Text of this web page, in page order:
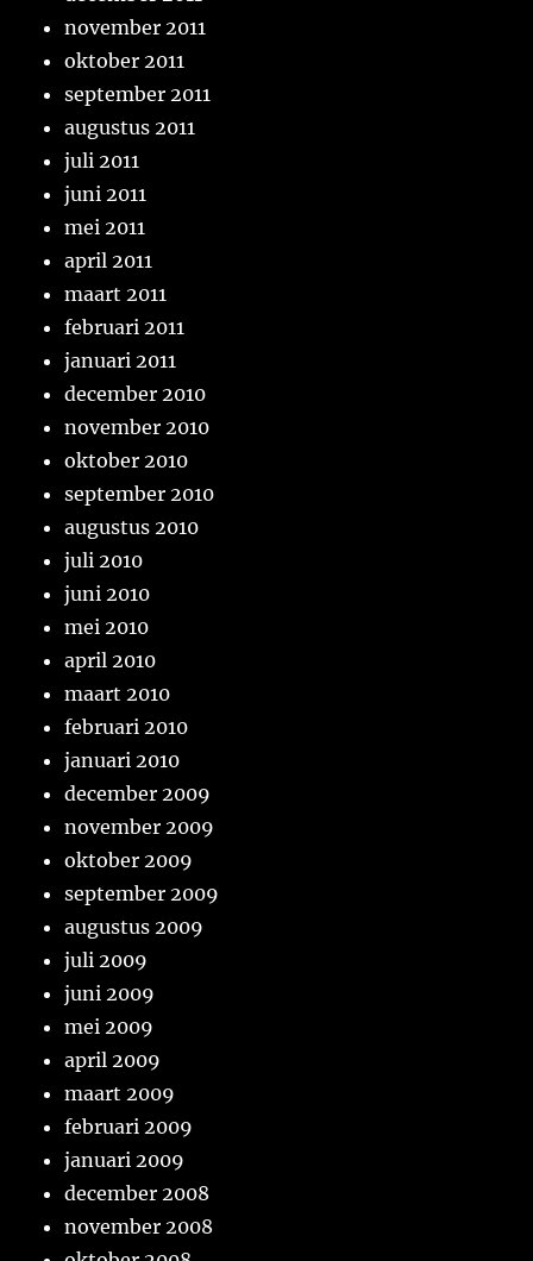
november 2011
oktober 2011
september 2011
augustus 2011
juli 2011
juni 2011
mei 2011
april 2011
maart 2011
februari 2011
januari 2011
december 2010
november 2010
oktober 2010
september 2010
augustus 2010
juli 2010
juni 2010
mei 2010
april 2010
maart 2010
februari 2010
januari 2010
december 2009
november 2009
oktober 2009
september 2009
augustus 2009
juli 2009
juni 2009
mei 2009
april 2009
maart 2009
februari 2009
januari 2009
december 2008
november 2008